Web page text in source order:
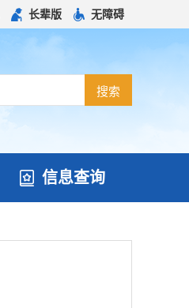
长辈版 无障碍
信息查询